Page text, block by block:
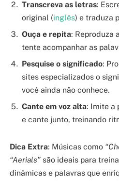
Transcreva as letras:
original (inglês) e traduza
Ouça e repita: Reproduza
tente acompanhar as
Pesquise o significado:
sites especializados o
você ainda não conhece.
Cante em voz alta: Imite a
e cante junto, treinando
Dica Extra: Músicas como
“Aerials” são ideais para
dinâmicas e palavras que